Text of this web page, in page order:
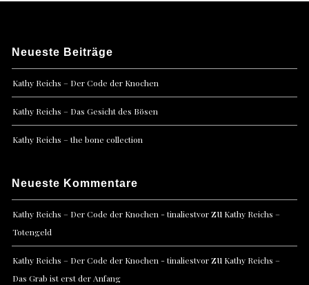
Neueste Beiträge
Kathy Reichs – Der Code der Knochen
Kathy Reichs – Das Gesicht des Bösen
Kathy Reichs – the bone collection
Neueste Kommentare
Kathy Reichs – Der Code der Knochen - tinaliestvorzu Kathy Reichs –
Totengeld
Kathy Reichs – Der Code der Knochen - tinaliestvorzu Kathy Reichs –
Das Grab ist erst der Anfang